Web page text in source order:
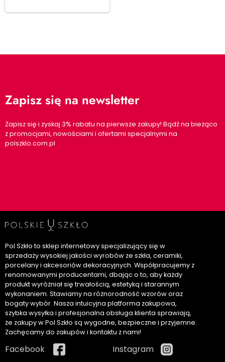
Zapisz się na newsletter
Zapisz się i zyskaj 3% rabatu na pierwsze zakupy! Bądź na bieżąco
z promocjami, nowościami i ofertami specjalnymi na
polszklo.com.pl
Pol Szkło to sklep internetowy specjalizujący się w
sprzedaży wysokiej jakości wyrobów ze szkła, ceramiki,
porcelany i akcesoriów dekoracyjnych. Współpracujemy z
renomowanymi producentami, dbając o to, aby każdy
produkt wyróżniał się trwałością, estetyką i starannym
wykonaniem. Stawiamy na różnorodność wzorów oraz
bogaty wybór. Nasza intuicyjna platforma zakupowa,
szybka wysyłka i profesjonalna obsługa klienta sprawiają,
że zakupy w Pol Szkło są wygodne, bezpieczne i przyjemne.
Zachęcamy do zakupów i kontaktu z nami!
Facebook Instagram